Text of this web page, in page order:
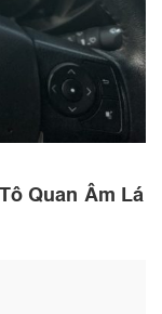
Quan Âm Lá